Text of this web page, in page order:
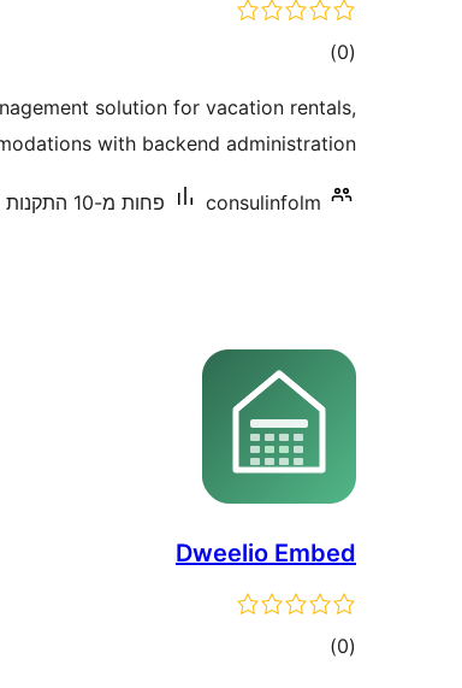
(0 דרוגים)
solution for vacation rentals,
with backend administration.
consulinfolm פחות מ-10 התקנות פעילות
Dweelio Embed
(0 דרוגים)